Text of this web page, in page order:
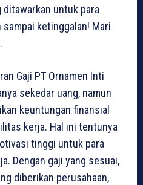
untuk para
sampai ketinggalan! Mari
Gaji PT Ornamen Inti
sekedar uang, namun
keuntungan finansial
kerja. Hal ini tentunya
tinggi untuk para
Dengan gaji yang sesuai,
diberikan perusahaan,